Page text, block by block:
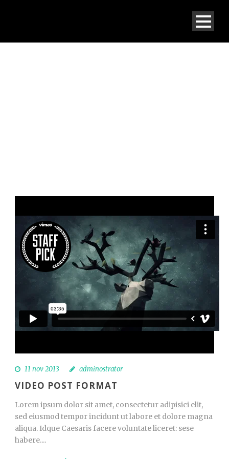
11 nov 2013 adminostrator
VIDEO POST FORMAT
Lorem ipsum dolor sit amet, consectetur adipisici elit,
sed eiusmod tempor incidunt ut labore et dolore magna
aliqua. Idque Caesaris facere voluntate liceret: sese
habere....